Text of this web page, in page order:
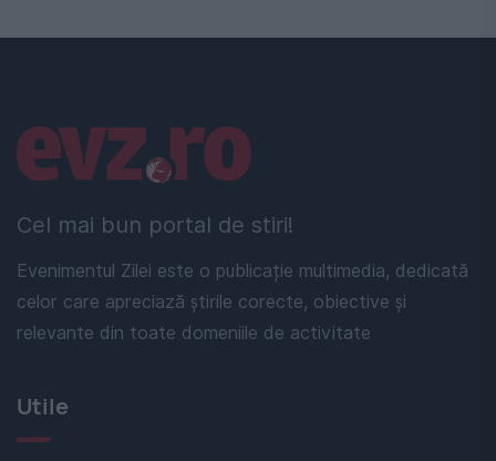
Cel mai bun portal de stiri!
Evenimentul Zilei este o publicație multimedia, dedicată
celor care apreciază știrile corecte, obiective și
relevante din toate domeniile de activitate
Linkuri utile
Utile